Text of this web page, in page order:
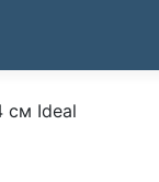
см Ideal